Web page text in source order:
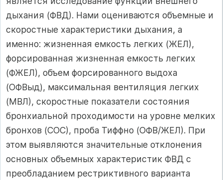
дыхания (ФВД). Нами оцениваются объемные и
скоростные характеристики дыхания, а
именно: жизненная емкость легких (ЖЕЛ),
форсированная жизненная емкость легких
(ФЖЕЛ), объем форсированного выдоха
(ОФВыд), максимальная вентиляция легких
(МВЛ), скоростные показатели состояния
бронхиальной проходимости на уровне мелких
бронхов (СОС), проба Тиффно (ОФВ/ЖЕЛ). При
этом выявляются значительные отклонения
основных объемных характеристик ФВД с
преобладанием рестриктивного варианта